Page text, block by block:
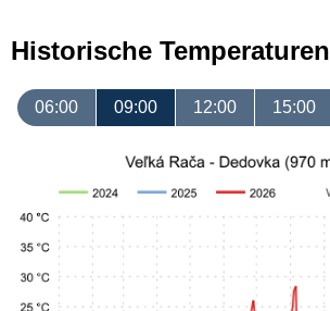
Historische Temperaturen
06:00 09:00 12:00 15:00